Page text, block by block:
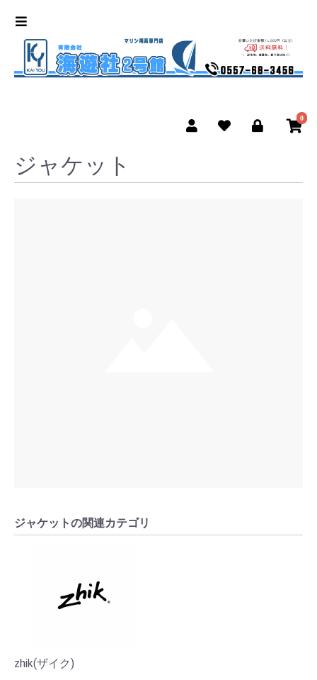
0
ジャケット
ジャケットの関連カテゴリ
zhik(ザイク)